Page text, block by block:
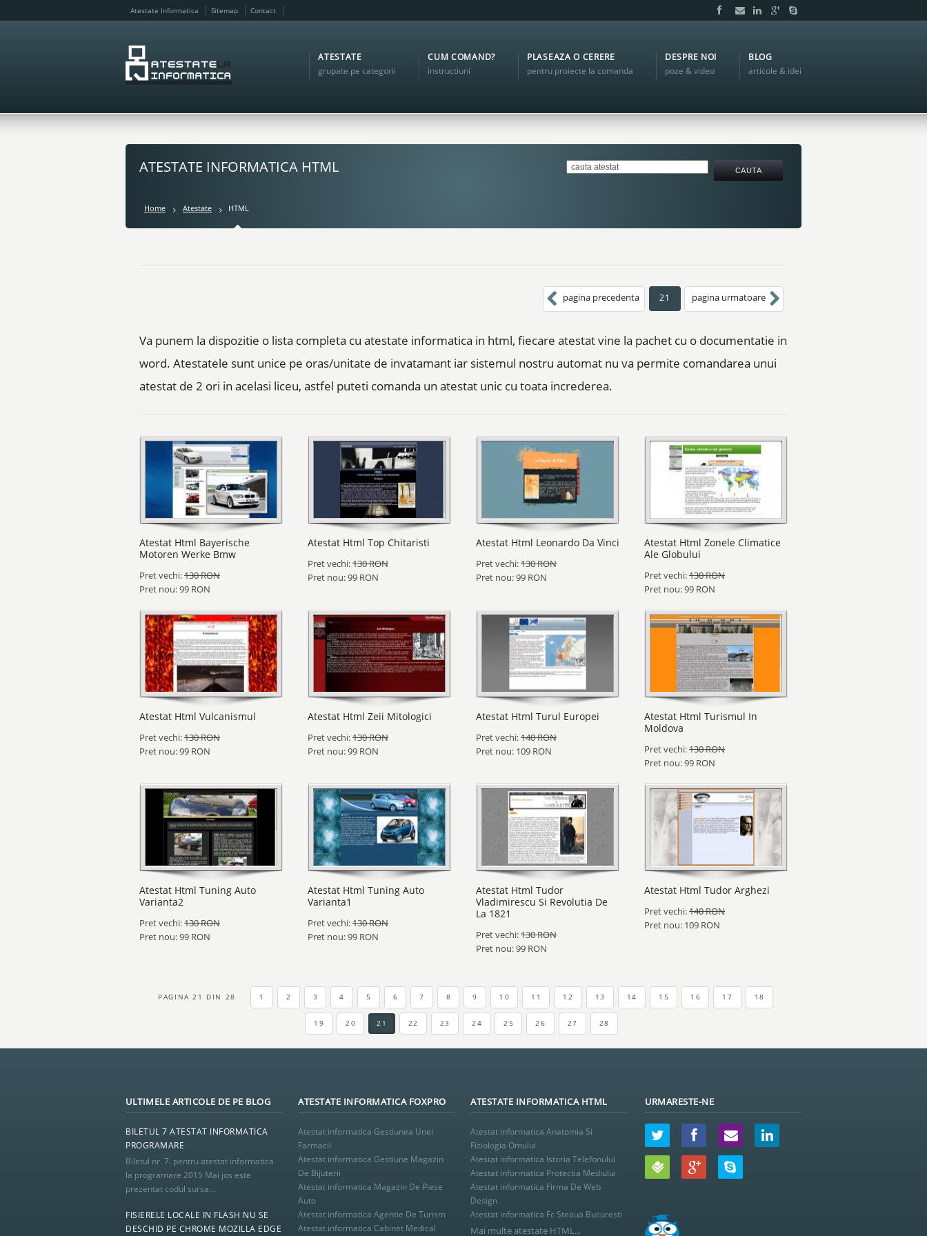
Atestate Informatica Sitemap Contact
ATESTATE
grupate pe categorii
CUM COMAND?
instructiuni
PLASEAZA O CERERE
pentru proiecte la comanda
DESPRE NOI
poze & video
BLOG
articole & idei
ATESTATE INFORMATICA HTML
Home Atestate HTML
pagina precedenta 21 pagina urmatoare
Va punem la dispozitie o lista completa cu atestate informatica in html, fiecare atestat vine la pachet cu o documentatie in
word. Atestatele sunt unice pe oras/unitate de invatamant iar sistemul nostru automat nu va permite comandarea unui
atestat de 2 ori in acelasi liceu, astfel puteti comanda un atestat unic cu toata increderea.
Atestat Html Bayerische
Motoren Werke Bmw
Pret vechi:130 RON
Pret nou: 99 RON
Atestat Html Top Chitaristi
Pret vechi:130 RON
Pret nou: 99 RON
Atestat Html Leonardo Da Vinci
Pret vechi:130 RON
Pret nou: 99 RON
Atestat Html Zonele Climatice
Ale Globului
Pret vechi:130 RON
Pret nou: 99 RON
Atestat Html Vulcanismul
Pret vechi:130 RON
Pret nou: 99 RON
Atestat Html Zeii Mitologici
Pret vechi:130 RON
Pret nou: 99 RON
Atestat Html Turul Europei
Pret vechi:140 RON
Pret nou: 109 RON
Atestat Html Turismul In
Moldova
Pret vechi:130 RON
Pret nou: 99 RON
Atestat Html Tuning Auto
Varianta2
Pret vechi:130 RON
Pret nou: 99 RON
Atestat Html Tuning Auto
Varianta1
Pret vechi:130 RON
Pret nou: 99 RON
Atestat Html Tudor
Vladimirescu Si Revolutia De
La 1821
Pret vechi:130 RON
Pret nou: 99 RON
Atestat Html Tudor Arghezi
Pret vechi:140 RON
Pret nou: 109 RON
PAGINA 21 DIN 28 1 2 3 4 5 6 7 8 9 10 11 12 13 14 15 16 17 18
19 20 21 22 23 24 25 26 27 28
ULTIMELE ARTICOLE DE PE BLOG
BILETUL 7 ATESTAT INFORMATICA
PROGRAMARE
Biletul nr. 7. pentru atestat informatica
la programare 2015 Mai jos este
prezentat codul sursa...
FISIERELE LOCALE IN FLASH NU SE
DESCHID PE CHROME MOZILLA EDGE
ATESTATE INFORMATICA FOXPRO
Atestat informatica Gestiunea Unei
Farmacii
Atestat informatica Gestiune Magazin
De Bijuterii
Atestat informatica Magazin De Piese
Auto
Atestat informatica Agentie De Turism
Atestat informatica Cabinet Medical
ATESTATE INFORMATICA HTML
Atestat informatica Anatomia Si
Fiziologia Omului
Atestat informatica Istoria Telefonului
Atestat informatica Protectia Mediului
Atestat informatica Firma De Web
Design
Atestat informatica Fc Steaua Bucuresti
Mai multe atestate HTML...
URMARESTE-NE